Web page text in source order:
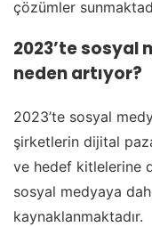
çözümler
2023’te sosyal
neden artıyor?
2023’te sosyal
şirketlerin dijital
ve hedef kitlelerine
sosyal medyaya
kaynaklanmaktadır.